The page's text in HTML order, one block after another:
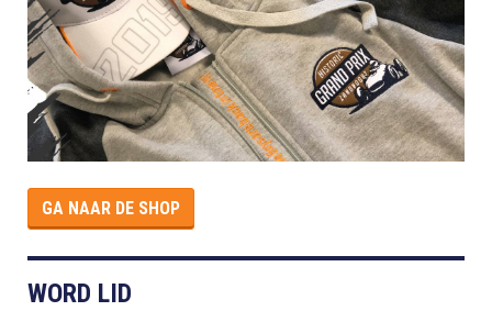
GA NAAR DE SHOP
WORD LID